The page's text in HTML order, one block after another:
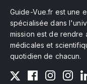
Guide-Vue.fr est une
spécialisée dans
mission est de rendre
médicales et
quotidien de chacun.